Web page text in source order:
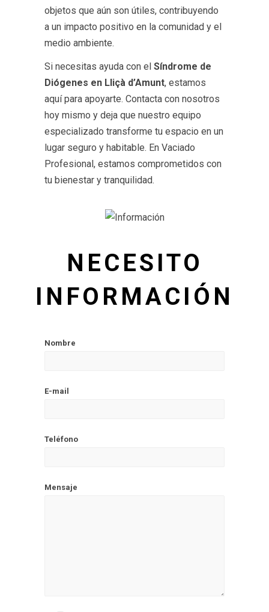
objetos que aún son útiles, contribuyendo
a un impacto positivo en la comunidad y el
medio ambiente.
Si necesitas ayuda con el Síndrome de
Diógenes en Lliçà d’Amunt, estamos
aquí para apoyarte. Contacta con nosotros
hoy mismo y deja que nuestro equipo
especializado transforme tu espacio en un
lugar seguro y habitable. En Vaciado
Profesional, estamos comprometidos con
tu bienestar y tranquilidad.
NECESITO
INFORMACIÓN
Nombre
E-mail
Teléfono
Mensaje